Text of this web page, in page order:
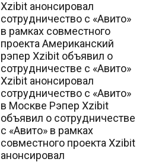
Xzibit анонсировал
сотрудничество с «Авито»
в рамках совместного
проекта Американский
рэпер Xzibit объявил о
сотрудничестве с «Авито»
Xzibit анонсировал
сотрудничество с «Авито»
в Москве Рэпер Xzibit
объявил о сотрудничестве
с «Авито» в рамках
совместного проекта Xzibit
анонсировал